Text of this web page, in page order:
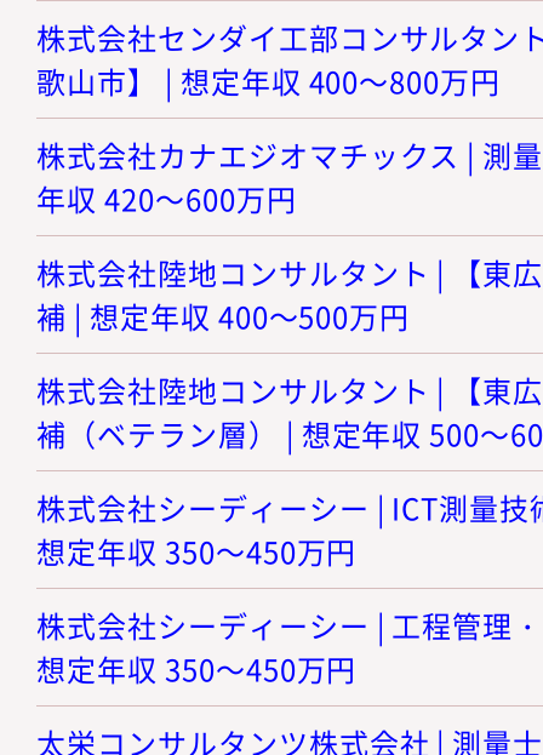
株式会社センダイ工部コンサルタン
歌山市】 | 想定年収 400～800万円
株式会社カナエジオマチックス | 測
年収 420～600万円
株式会社陸地コンサルタント | 【東
補 | 想定年収 400～500万円
株式会社陸地コンサルタント | 【東
補（ベテラン層） | 想定年収 500～
株式会社シーディーシー | ICT測量
想定年収 350～450万円
株式会社シーディーシー | 工程管理
想定年収 350～450万円
太栄コンサルタンツ株式会社 | 測量